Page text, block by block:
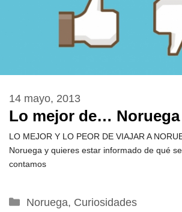
Lo mejor de… Noruega
14 mayo, 2013
LO MEJOR Y LO PEOR DE VIAJAR A
Noruega y quieres estar informado de qué
contamos
Categorías
Noruega, Curiosidades